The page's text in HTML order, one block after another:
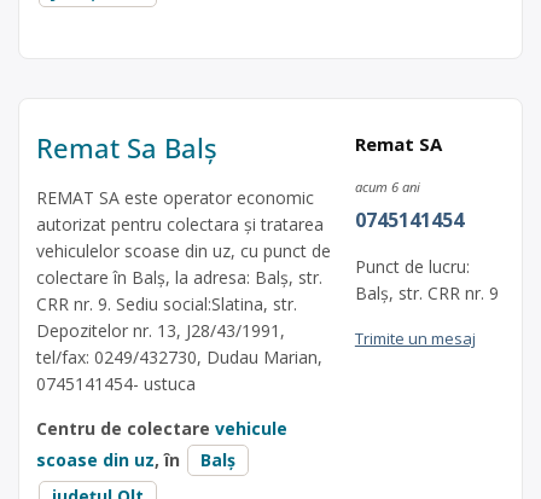
Remat Sa Balș
REMAT SA este operator economic
autorizat pentru colectara și tratarea
vehiculelor scoase din uz, cu punct de
colectare în Balș, la adresa: Balș, str.
CRR nr. 9. Sediu social:Slatina, str.
Depozitelor nr. 13, J28/43/1991,
tel/fax: 0249/432730, Dudau Marian,
0745141454- ustuca
Centru de colectare vehicule
scoase din uz, în
Balș
Remat SA
acum 6 ani
0745141454
Punct de lucru:
Balș, str. CRR nr. 9
Trimite un mesaj